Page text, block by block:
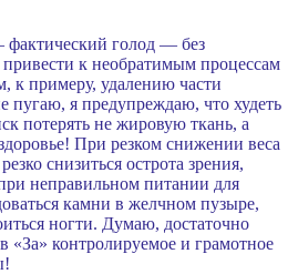
голод — без
к необратимым процессам
к примеру, удалению части
я предупреждаю, что худеть
потерять не жировую ткань, а
При резком снижении веса
снизиться острота зрения,
неправильном питании для
камни в желчном пузыре,
ногти. Думаю, достаточно
«За» контролируемое и грамотное